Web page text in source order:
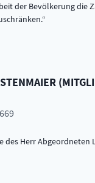
der Bevölkerung die
(
des Herr Abgeordneten